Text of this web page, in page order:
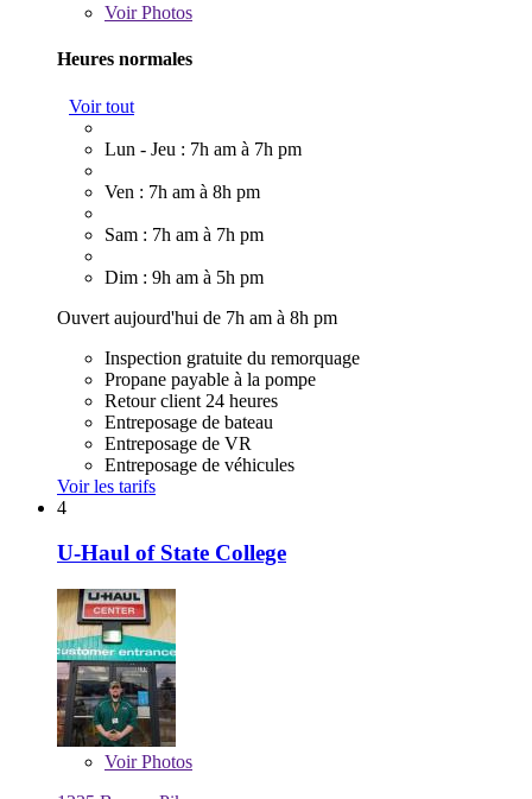
VoirPhotos
Heures normales
Voir tout
Lun - Jeu : 7h am à 7h pm
Ven : 7h am à 8h pm
Sam : 7h am à 7h pm
Dim : 9h am à 5h pm
Ouvert aujourd'hui de 7h am à 8h pm
Inspection gratuite du remorquage
Propane payable à la pompe
Retour client 24 heures
Entreposage de bateau
Entreposage de VR
Entreposage de véhicules
Voir les tarifs
4
U-Haul of State College
VoirPhotos